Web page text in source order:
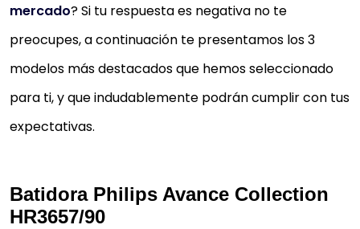
mercado? Si tu respuesta es negativa no te
preocupes, a continuación te presentamos los 3
modelos más destacados que hemos seleccionado
para ti, y que indudablemente podrán cumplir con tus
expectativas.
Batidora Philips Avance Collection
HR3657/90